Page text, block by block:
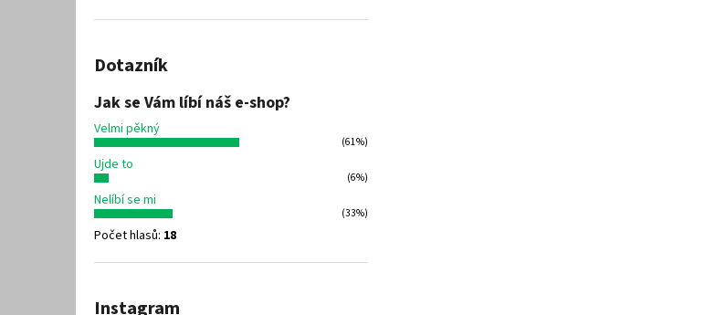
Dotazník
Jak se Vám líbí náš e-shop?
Velmi pěkný
(61%)
Ujde to
(6%)
Nelíbí se mi
(33%)
Počet hlasů: 18
Instagram